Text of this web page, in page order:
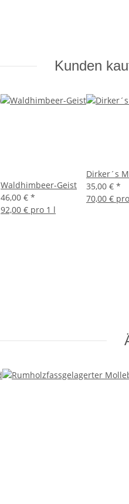
Kunden
Waldhimbeer-Geist
46,00 € *
92,00 € pro 1 l
Dirker´s
35,00 € *
70,00 €